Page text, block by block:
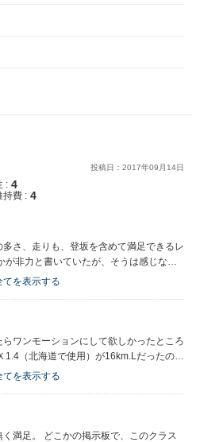
投稿日： 2017年09 月 14日
: 4
持費 : 4
さ、走りも、登坂を含めて満足できるレ
非力と書いていたが、そうは感じない
フィッシャーブルーが大のお気に入りで
を表示する
ワンモーションにして欲しかったところ
が9km.L程度と半分近くになってしまっ
を表示する
満足。 どこかの掲示板で、このクラス